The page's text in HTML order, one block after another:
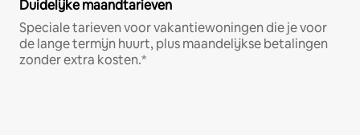
Duidelijke maandtarieven
Speciale tarieven voor vakantiewoningen die je voor
de lange termijn huurt, plus maandelijkse betalingen
zonder extra kosten.*